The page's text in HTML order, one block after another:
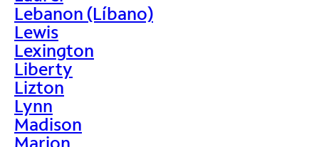
Lebanon (Líbano)
Lewis
Lexington
Liberty
Lizton
Lynn
Madison
Marion